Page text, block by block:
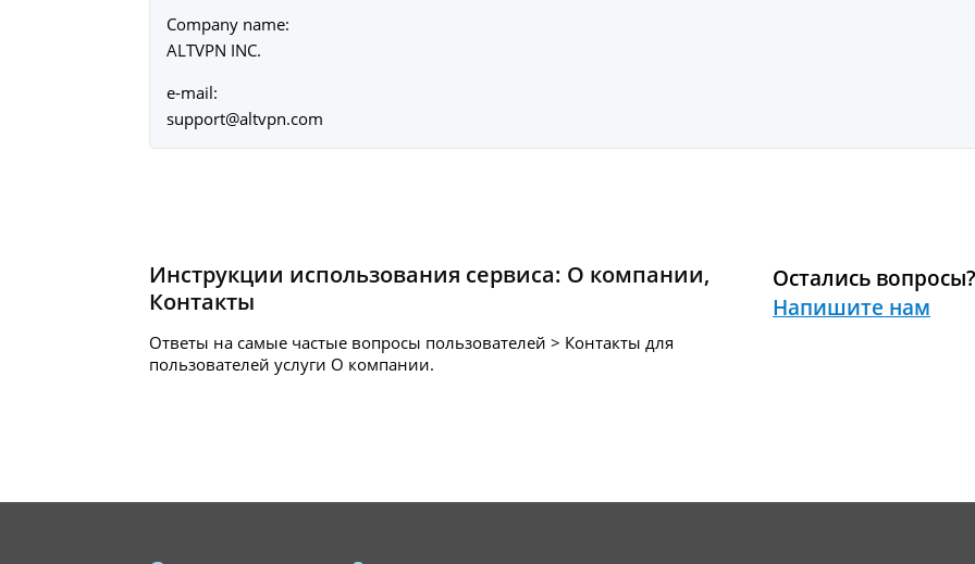
Company name:
ALTVPN INC.
e-mail:
support@altvpn.com
Инструкции использования сервиса: О компании,
Контакты
Ответы на самые частые вопросы пользователей > Контакты для
пользователей услуги О компании.
Остались вопросы?
Напишите нам